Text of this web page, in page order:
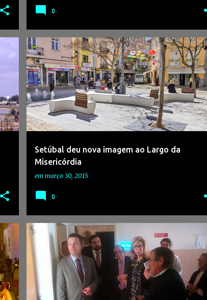
0
Setúbal deu nova imagem ao Largo da
Misericórdia
em março 30, 2015
0